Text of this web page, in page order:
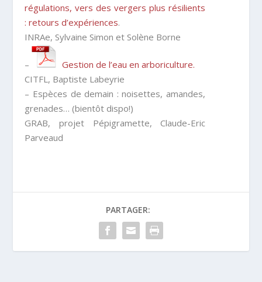
régulations, vers des vergers plus résilients
: retours d’expériences.
INRAe, Sylvaine Simon et Solène Borne
–
Gestion de l’eau en arboriculture.
CITFL, Baptiste Labeyrie
– Espèces de demain : noisettes, amandes,
grenades… (bientôt dispo!)
GRAB, projet Pépigramette, Claude-Eric
Parveaud
PARTAGER: